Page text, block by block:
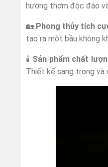
hương thơm độc đáo
🏡 Phong thủy tích
tạo ra một bầu không
🕯️ Sản phẩm chất
Thiết kế sang trọng và